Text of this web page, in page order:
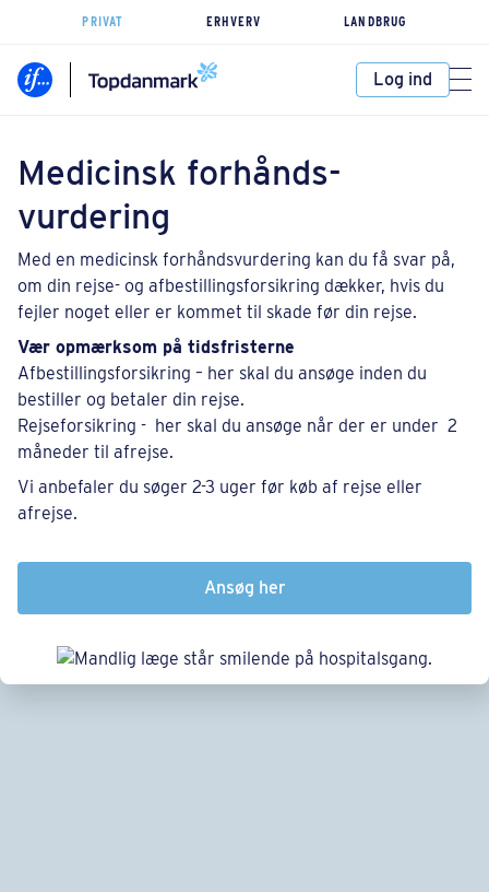
PRIVAT ERHVERV LANDBRUG
Log ind
Medicinsk forhånds­
vurdering
Med en medicinsk forhåndsvurdering kan du få svar på,
om din rejse- og afbestillingsforsikring dækker, hvis du
fejler noget eller er kommet til skade før din rejse.
Vær opmærksom på tidsfristerne
Afbestillingsforsikring – her skal du ansøge inden du
bestiller og betaler din rejse.
Rejseforsikring - her skal du ansøge når der er under 2
måneder til afrejse.
Vi anbefaler du søger 2-3 uger før køb af rejse eller
afrejse.
Ansøg her